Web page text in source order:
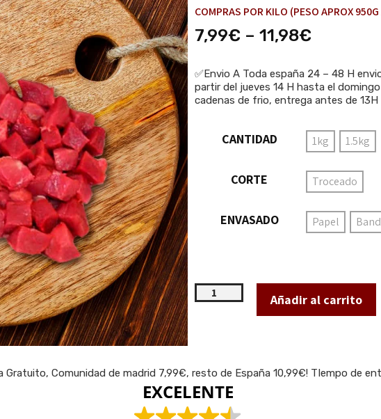
COMPRAS POR KILO (PESO APROX
7,99€ – 11,98€
✅Envio A Toda españa 24 – 48 H
partir del jueves 14 H hasta el
cadenas de frio, entrega antes de 13H
CANTIDAD 1kg 1.5kg
CORTE Troceado
ENVASADO Papel
Añadir al carrito
Gratuito, Comunidad de madrid 7,99€, resto de España 10,99€! TIempo de
EXCELENTE